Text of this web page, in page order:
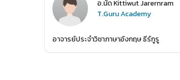
อ.นัด Kittiwut Jarernram
T.Guru Academy
อาจารย์ประจำวิชาภาษาอังกฤษ ธีร์กูรู